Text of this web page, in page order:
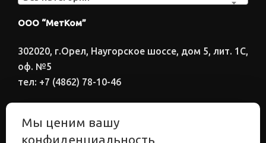
ООО “МетКом”
302020, г.Орел, Наугорское шоссе, дом 5, лит. 1С,
оф. №5
тел: +7 (4862) 78-10-46
Электронный адрес
Мы ценим вашу
конфиденциальность